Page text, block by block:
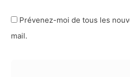
Prévenez-moi de tous les
mail.